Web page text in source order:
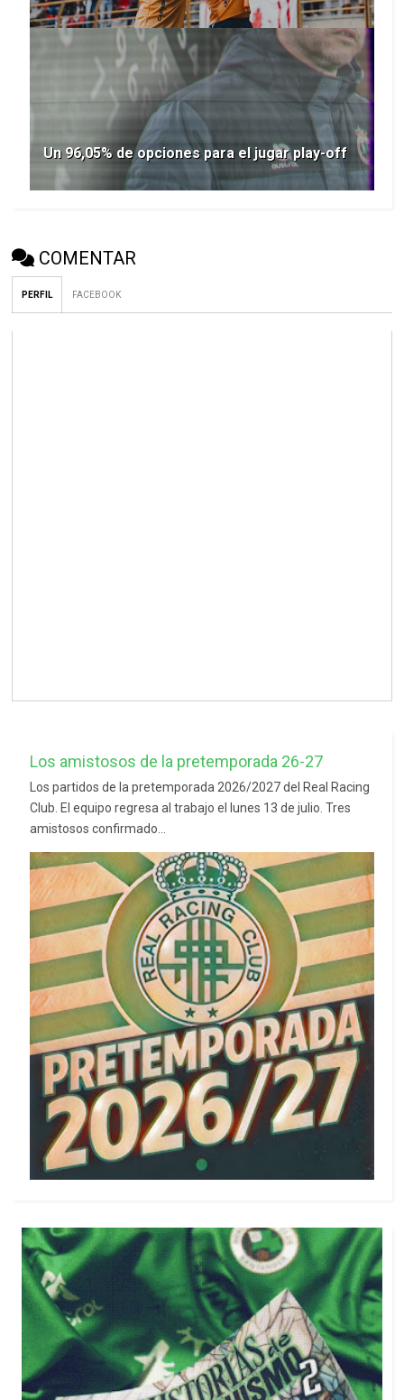
Un 96,05% de opciones para el jugar play-off
COMENTAR
PERFIL FACEBOOK
Los amistosos de la pretemporada 26-27
Los partidos de la pretemporada 2026/2027 del Real Racing
Club. El equipo regresa al trabajo el lunes 13 de julio. Tres
amistosos confirmado...